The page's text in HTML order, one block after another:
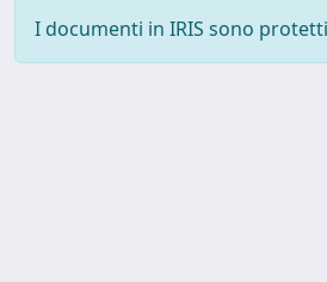
I documenti in IRIS sono